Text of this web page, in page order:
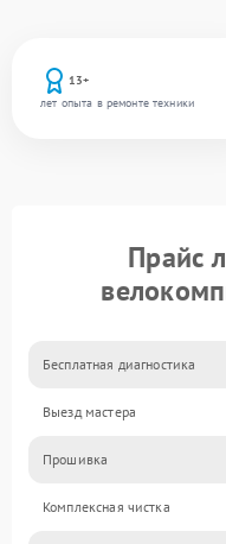
13+
лет опыта в ремонте техники
Прайс
Бесплатная диагностика
Выезд мастера
Прошивка
Комплексная чистка